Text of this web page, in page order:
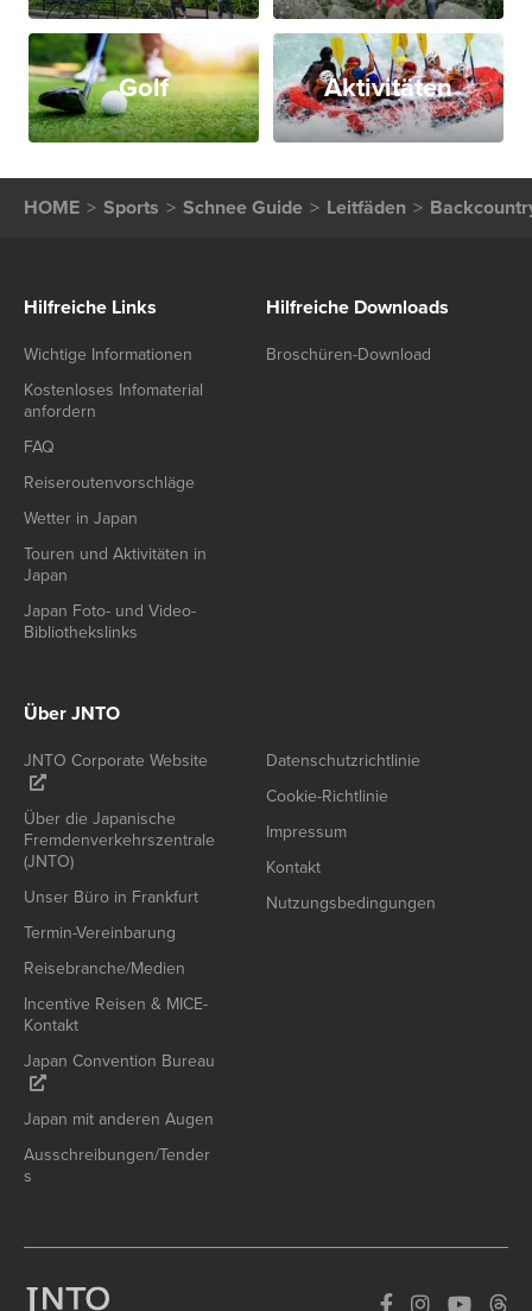
Golf Aktivitäten
HOME Sports Schnee Guide Leitfäden
Hilfreiche Links
Wichtige Informationen
Kostenloses Infomaterial
anfordern
FAQ
Reiseroutenvorschläge
Wetter in Japan
Touren und Aktivitäten in
Japan
Japan Foto- und Video-
Bibliothekslinks
Hilfreiche Downloads
Broschüren-Download
Über JNTO
JNTO Corporate Website
Über die Japanische
Fremdenverkehrszentrale
(JNTO)
Unser Büro in Frankfurt
Termin-Vereinbarung
Reisebranche/Medien
Incentive Reisen & MICE-
Kontakt
Japan Convention Bureau
Japan mit anderen Augen
Ausschreibungen/Tender
s
Datenschutzrichtlinie
Cookie-Richtlinie
Impressum
Kontakt
Nutzungsbedingungen